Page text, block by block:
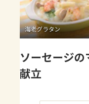
よくある
お買い物
AJINOMOTO
海老グラタン
ソーセージ
献立